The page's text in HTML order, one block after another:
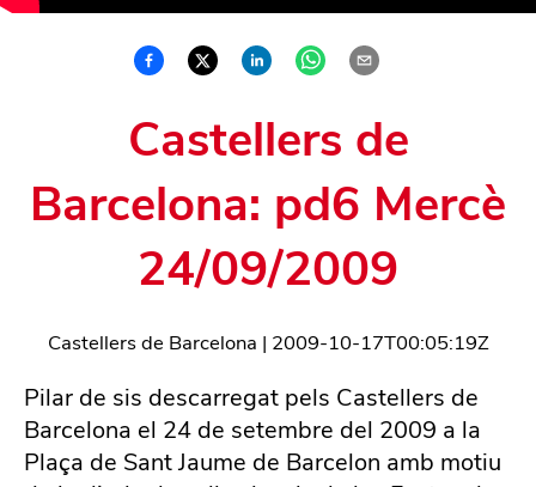
Castellers de
Barcelona: pd6 Mercè
24/09/2009
Castellers de Barcelona | 2009-10-17T00:05:19Z
Pilar de sis descarregat pels Castellers de
Barcelona el 24 de setembre del 2009 a la
Plaça de Sant Jaume de Barcelon amb motiu